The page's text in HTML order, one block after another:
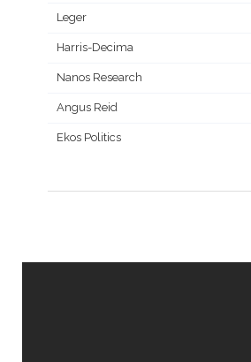
Leger
Harris-Decima
Nanos Research
Angus Reid
Ekos Politics